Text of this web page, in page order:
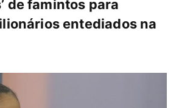
de famintos para
entediados na